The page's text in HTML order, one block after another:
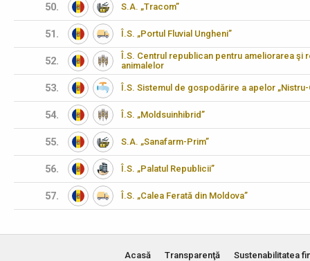
50. S.A. „Tracom”
51. Î.S. „Portul Fluvial Ungheni”
52.
Î.S. Centrul republican pentru ameliorarea şi
animalelor
53. Î.S. Sistemul de gospodărire a apelor „Nistru-
54. Î.S. „Moldsuinhibrid”
55. S.A. „Sanafarm-Prim”
56. Î.S. „Palatul Republicii”
57. Î.S. „Calea Ferată din Moldova”
Acasă Transparenţă Sustenabilitatea